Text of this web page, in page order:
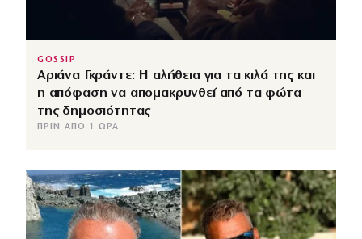
GOSSIP
Αριάνα Γκράντε: Η αλήθεια για τα κιλά της και
η απόφαση να απομακρυνθεί από τα φώτα
της δημοσιότητας
ΠΡΙΝ ΑΠΌ 1 ΏΡΑ